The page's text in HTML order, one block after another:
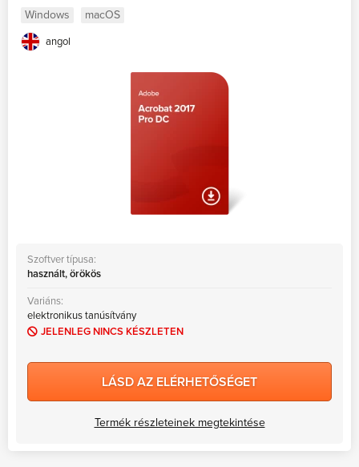
Windows macOS
angol
Szoftver típusa:
használt, örökös
Variáns:
elektronikus tanúsítvány
JELENLEG NINCS KÉSZLETEN
LÁSD AZ ELÉRHETŐSÉGET
Termék részleteinek megtekintése